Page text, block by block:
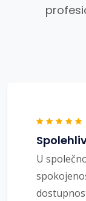
U